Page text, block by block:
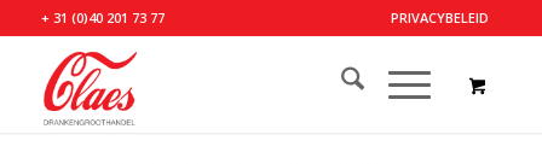
PRIVACYBELEID
+ 31 (0)40 201 73 77